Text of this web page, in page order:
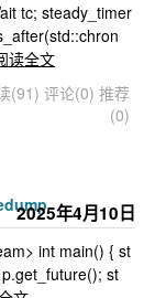
tc; steady_timer
读全文
(91) 评论(0) 推荐
(0)
2025年4月10日
int main() { st
st